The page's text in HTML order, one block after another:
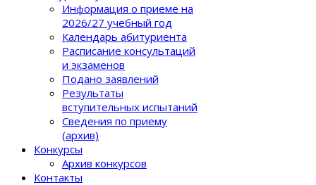
Информация о приеме на
2026/27 учебный год
Календарь абитуриента
Расписание консультаций
и экзаменов
Подано заявлений
Результаты
вступительных испытаний
Сведения по приему
(архив)
Конкурсы
Архив конкурсов
Контакты